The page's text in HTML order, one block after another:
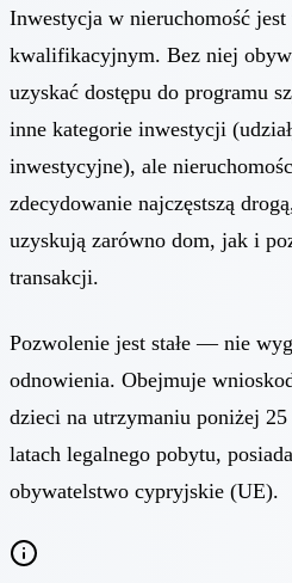
Inwestycja w nieruchomość
kwalifikacyjnym. Bez niej
uzyskać dostępu do programu
inne kategorie inwestycji
inwestycyjne), ale
zdecydowanie najczęstszą
uzyskują zarówno dom, jak i
transakcji.
Pozwolenie jest stałe — nie
odnowienia. Obejmuje
dzieci na utrzymaniu poniżej
latach legalnego pobytu,
obywatelstwo cypryjskie (UE).